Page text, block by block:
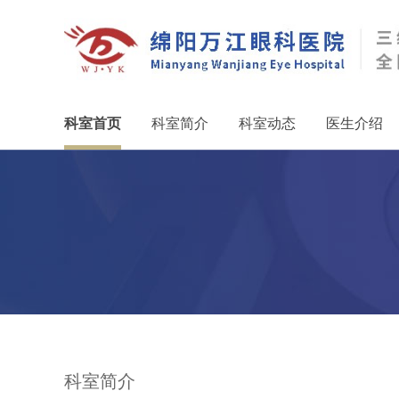
科室首页 科室简介 科室动态 医生介绍
科室简介